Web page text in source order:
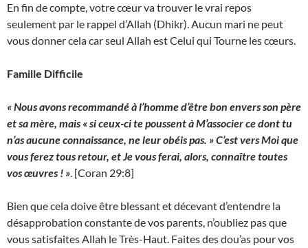
En fin de compte, votre cœur va trouver le vrai repos
seulement par le rappel d’Allah (Dhikr). Aucun mari ne peut
vous donner cela car seul Allah est Celui qui Tourne les cœurs.
Famille Difficile
« Nous avons recommandé à l’homme d’être bon envers son père
et sa mère, mais « si ceux-ci te poussent à M’associer ce dont tu
n’as aucune connaissance, ne leur obéis pas. » C’est vers Moi que
vous ferez tous retour, et Je vous ferai, alors, connaître toutes
vos œuvres ! ». [Coran 29:8]
Bien que cela doive être blessant et décevant d’entendre la
désapprobation constante de vos parents, n’oubliez pas que
vous satisfaites Allah le Très-Haut. Faites des dou’as pour vos